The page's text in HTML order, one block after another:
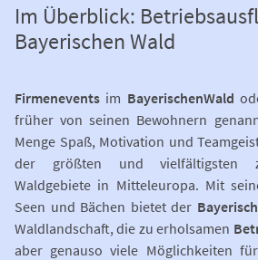
Im Überblick:
Bayerischen Wald
Firmenevents im BayerischenWald
früher von seinen Bewohnern
Menge Spaß, Motivation und
der größten und vielfältigsten
Waldgebiete in Mitteleuropa. Mit
Seen und Bächen bietet der
Waldlandschaft, die zu erholsamen
aber genauso viele Möglichkeiten für